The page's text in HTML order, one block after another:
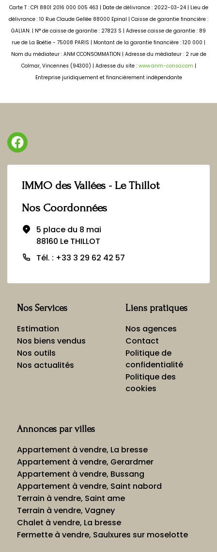
Carte T : CPI 8801 2016 000 005 463 | Date de délivrance : 2022-03-24 | Lieu de
délivrance : 10 Rue Claude Gellée 88000 Epinal | Caisse de garantie financière :
GALIAN. | N° de caisse de garantie : 27823 S | Adresse caisse de garantie : 89
rue de La Boëtie - 75008 PARIS | Montant de la garantie financière : 120 000 |
Nom du médiateur : ANM CCONSOMMATION | Adresse du médiateur : 2 rue de
Colmar, Vincennes (94300) | Adresse du site : www.anm-conso.com |
Entreprise juridiquement et financièrement indépendante
IMMO des Vallées - Le Thillot
Nos Coordonnées
5 place du 8 mai
88160 Le THILLOT
Tél. : +33 3 29 62 42 57
Nos Services
Estimation
Nos biens vendus
Nos outils
Nos actualités
Liens pratiques
Nos agences
Contact
Politique de
confidentialité
Politique des
cookies
Annonces par villes
Appartement à vendre, La bresse
Appartement à vendre, Gerardmer
Appartement à vendre, Bussang
Appartement à vendre, Saint nabord
Terrain à vendre, Saint ame
Terrain à vendre, Vagney
Chalet à vendre, La bresse
Fermette à vendre, Saulxures sur moselotte